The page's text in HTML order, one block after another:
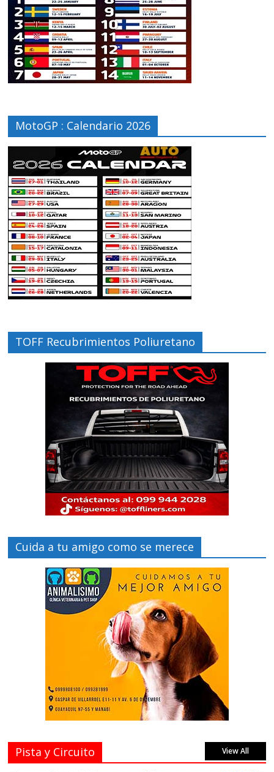
MotoGP : Calendario 2026
TOFF Recubrimientos Poliuretano
Cuida a tu amigo como se merece
Pista y Circuito View All